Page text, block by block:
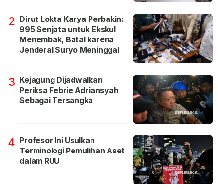
2 Dirut Lokta Karya Perbakin:
995 Senjata untuk Ekskul
Menembak, Batal karena
Jenderal Suryo Meninggal
3 Kejagung Dijadwalkan
Periksa Febrie Adriansyah
Sebagai Tersangka
4 Profesor Ini Usulkan
Terminologi Pemulihan Aset
dalam RUU